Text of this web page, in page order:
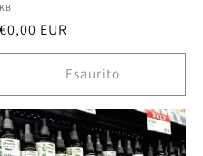
Fornitore:
KB
Prezzo
di
€0,00 EUR
Esaurito